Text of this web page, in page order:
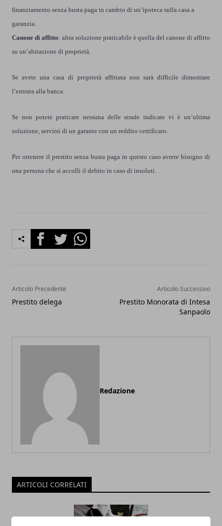
finanziamento senza busta paga in cambio di un’ipoteca sulla casa a
garanzia.
Canone di affitto: altra soluzione praticabile è quella del canone di affitto
su un’abitazione di proprietà.
Se avete una casa di proprietà affittata non sarà difficile dimostrare
l’entrata alla banca.
Se non potete praticare nessuna delle strade indicate vi è un’ultima
soluzione, servirsi di un garante con un reddito certificato.
Per ottenere il prestito senza busta paga in questo caso avrete bisogno di
una persona che si accolli il debito in caso di insoluti.
FacebookTwitterWhatsapp
Articolo Precedente
Prestito delega
Articolo Successivo
Prestito Monorata di Intesa
Sanpaolo
Redazione
ARTICOLI CORRELATI